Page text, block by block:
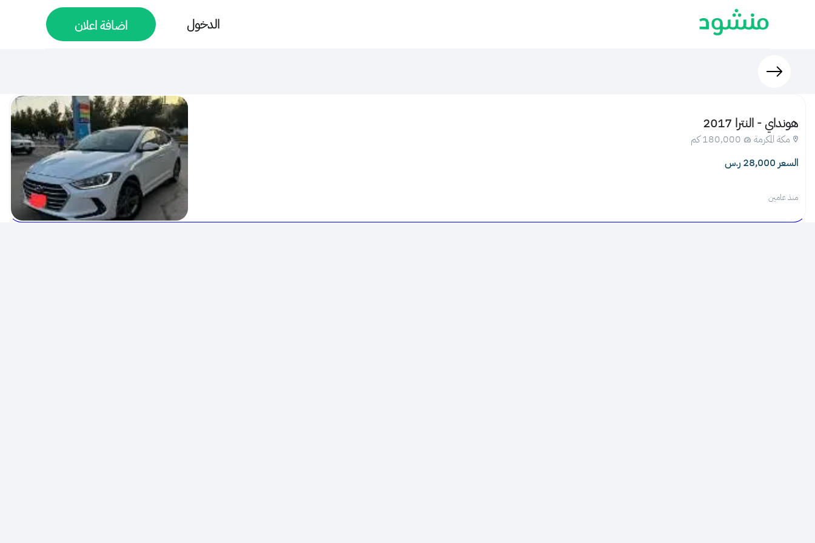
الدخول اضافة اعلان
هونداي - النترا 2017
مكة المكرمة
180,000 كم
السعر 28,000 ر.س
منذ عامين